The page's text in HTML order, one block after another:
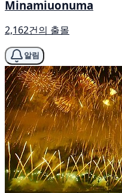
Minamiuonuma
2,162건의 출몰
알림